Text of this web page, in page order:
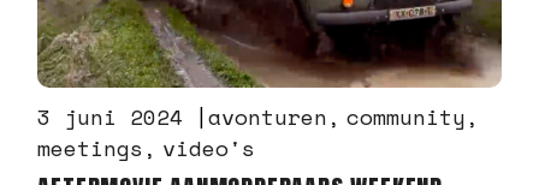
3 juni 2024 avonturen
community
meetings
video's